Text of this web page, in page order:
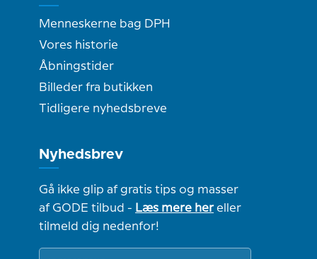
Menneskerne bag DPH
Vores historie
Åbningstider
Billeder fra butikken
Tidligere nyhedsbreve
Nyhedsbrev
Gå ikke glip af gratis tips og masser
af GODE tilbud - Læs mere hereller
tilmeld dig nedenfor!